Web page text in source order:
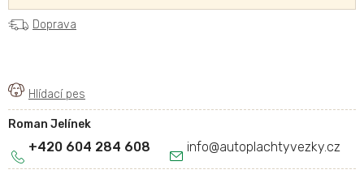
Roman Jelínek
info@autoplachtyvezky.cz
+420 604 284 608
Doprava